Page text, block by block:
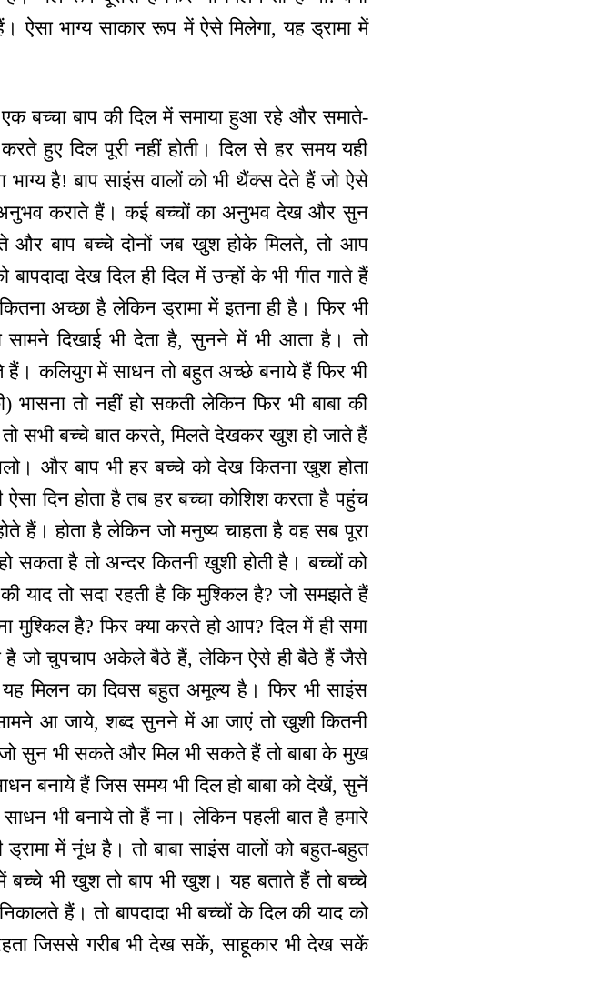
भाग्य साकार रूप में ऐसे मिलेगा, यह ड्रामा में
बच्चा बाप की दिल में समाया हुआ रहे और समाते-
हुए दिल पूरी नहीं होती। दिल से हर समय यही
भाग्य है! बाप साइंस वालों को भी थैंक्स देते हैं जो ऐसे
कराते हैं। कई बच्चों का अनुभव देख और सुन
और बाप बच्चे दोनों जब खुश होके मिलते, तो आप
देख दिल ही दिल में उन्हों के भी गीत गाते हैं
अच्छा है लेकिन ड्रामा में इतना ही है। फिर भी
सामने दिखाई भी देता है, सुनने में भी आता है। तो
हैं। कलियुग में साधन तो बहुत अच्छे बनाये हैं फिर भी
तो नहीं हो सकती लेकिन फिर भी बाबा की
सभी बच्चे बात करते, मिलते देखकर खुश हो जाते हैं
और बाप भी हर बच्चे को देख कितना खुश होता
ऐसा दिन होता है तब हर बच्चा कोशिश करता है पहुंच
हैं। होता है लेकिन जो मनुष्य चाहता है वह सब पूरा
सकता है तो अन्दर कितनी खुशी होती है। बच्चों को
याद तो सदा रहती है कि मुश्किल है? जो समझते हैं
मुश्किल है? फिर क्या करते हो आप? दिल में ही समा
है जो चुपचाप अकेले बैठे हैं, लेकिन ऐसे ही बैठे हैं जैसे
मिलन का दिवस बहुत अमूल्य है। फिर भी साइंस
सामने आ जाये, शब्द सुनने में आ जाएं तो खुशी कितनी
जो सुन भी सकते और मिल भी सकते हैं तो बाबा के मुख
बनाये हैं जिस समय भी दिल हो बाबा को देखें, सुनें
भी बनाये तो हैं ना। लेकिन पहली बात है हमारे
में नूंध है। तो बाबा साइंस वालों को बहुत-बहुत
भी खुश तो बाप भी खुश। यह बताते हैं तो बच्चे
हैं। तो बापदादा भी बच्चों के दिल की याद को
जिससे गरीब भी देख सकें, साहूकार भी देख सकें